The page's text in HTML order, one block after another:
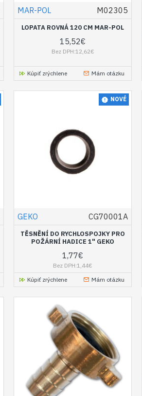
MAR-POL M02305
LOPATA ROVNÁ 120 CM MAR-POL
15,52€
Bez DPH:12,62€
Kúpiť zrýchlene Mám otázku
NOVÉ
GEKO CG70001A
TĚSNĚNÍ DO RYCHLOSPOJKY PRO
POŽÁRNÍ HADICE 1" GEKO
1,77€
Bez DPH:1,44€
Kúpiť zrýchlene
Mám otázku